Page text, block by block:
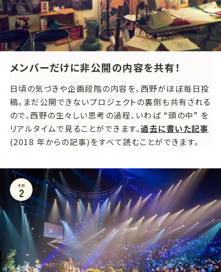
メンバーだけに非公開の内容を共有！
日頃の気づきや企画段階の内容を、西野がほぼ毎日投
稿。まだ公開できないプロジェクトの裏側も共有される
ので、西野の生々しい思考の過程、いわば “頭の中” を
リアルタイムで見ることができます。過去に書いた記事
(2018 年からの記事)をすべて読むことができます。